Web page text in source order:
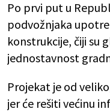
Po prvi put u
podvožnjaka
konstrukcije, čiji su
jednostavnost
Projekat je od
jer će rešiti većinu